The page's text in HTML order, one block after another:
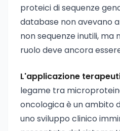
proteici di sequenze
database non avevano
non sequenze inutili, ma
ruolo deve ancora
L'applicazione
legame tra
oncologica è un ambito
uno sviluppo clinico